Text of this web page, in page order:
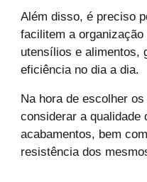
Além disso, é preciso
facilitem a
utensílios e alimentos,
eficiência no dia a dia.
Na hora de escolher
considerar a qualidade
acabamentos, bem
resistência dos